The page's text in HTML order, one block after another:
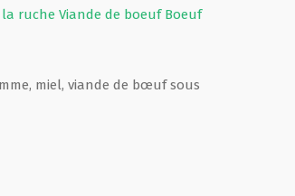
la ruche Viande de boeuf Boeuf
miel, viande de bœuf sous